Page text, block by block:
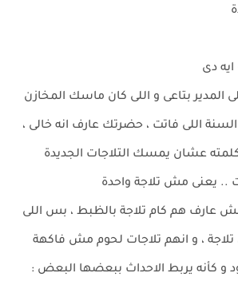
ايه دى
المدير بتاعى و اللى كان ماسك المخازن
اللى فاتت ، حضرتك عارف انه خالى ،
عشان يمسك التلاجات الجديدة
.. يعنى مش تلاجة واحدة
عارف هم كام تلاجة بالظبط ، بس اللى
تلاجة ، و انهم تلاجات لحوم مش فاكهة
كأنه يربط الاحداث ببعضها البعض :